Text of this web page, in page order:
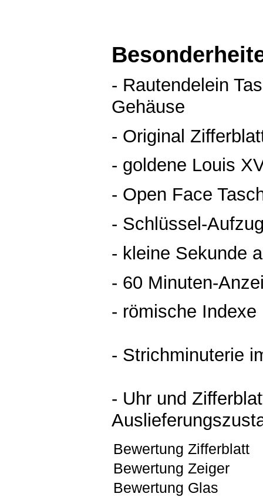
- Rautendelein
Gehäuse
- Original
- goldene Louis
- Open Face
- Schlüssel-
- kleine Sekunde
- 60 Minuten-
- römische Indexe
- Strichminuterie
- Uhr und
Bewertung Zifferblatt
Bewertung Zeiger
Bewertung Glas